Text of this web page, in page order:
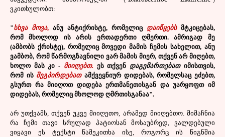
ვკითხულობთ:
"სხვა მოვა, ანუ ანტიქრისტე, რომელიც დაიწყებს მტკიცებას,
რომ მხოლოდ ის არის ერთადერთი ღმერთი. ამრიგად მე
(ამბობს ქრისტე), რომელიც მოვედი მამის ჩემის სახელით, ანუ
ვამბობ, რომ წარმოგზავნილი ვარ მამის მიერ, თქვენ არ მიღებთ,
ხოლო მას კი - მიიღებთ. ეს თქვენ დაგემართებათიმისთვის,
რომ ის შეგპირდებათ ამქვეყნიურ დიდებას, რომელსაც ეძებთ,
გსურთ რა მიიღოთ დიდება ერთმანეთისგან და უარყოფთ იმ
დიდებას, რომელიც მხოლოდ ღმრთისგანაა".
არ უთქვამს, თქვენ უკვე მიიღეთო, არამედ მიიღებთო. მიმაჩნია
რა ჩემი თავი სრულად პატიოსან მოსაუბრედ, ვალდებული
ვიყავი ეს ტექსტი წამეკითხა ისე, როგორც ის წიგნშია